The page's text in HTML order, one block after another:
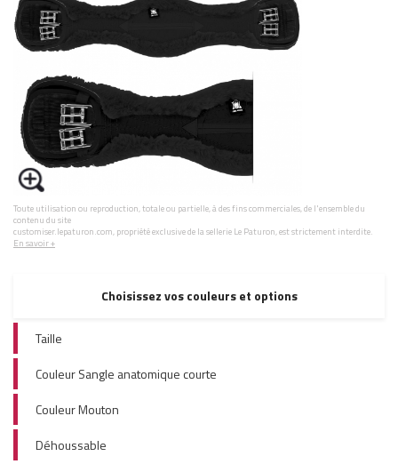
Toute utilisation ou reproduction, totale ou partielle, à des fins commerciales, de l'ensemble du
contenu du site
customiser.lepaturon.com, propriété exclusive de la sellerie Le Paturon, est strictement interdite.
En savoir +
Choisissez vos couleurs et options
Taille
Couleur Sangle anatomique courte
Couleur Mouton
Déhoussable